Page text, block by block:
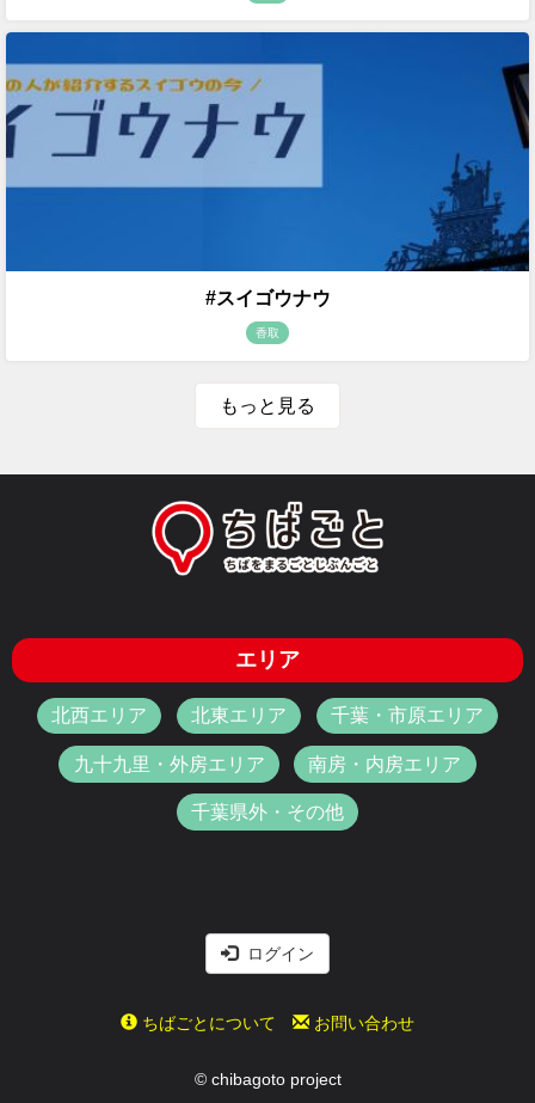
#スイゴウナウ
香取
もっと見る
エリア
北西エリア 北東エリア 千葉・市原エリア
九十九里・外房エリア 南房・内房エリア
千葉県外・その他
ログイン
ちばごとについて お問い合わせ
© chibagoto project